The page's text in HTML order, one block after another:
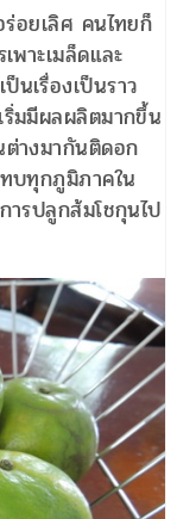
อยเลิศ คนไทยก็
พาะเมล็ดและ
นเรื่องเป็นราว
ริ่มมีผลผลิตมากขึ้น
างมากันติดอก
บทุกภูมิภาคใน
ารปลูกส้มโชกุนไป